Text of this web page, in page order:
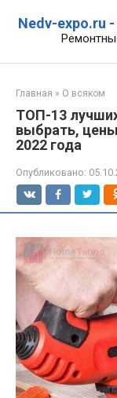
Nedv-expo.ru
Главная » О всяком
ТОП-13
выбрать,
2022 года
Опубликовано: